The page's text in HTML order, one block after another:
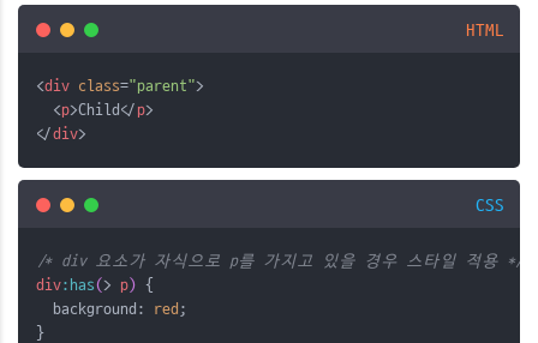
HTML
<div class="parent">
  <
p>Child</ p>
</div>
CSS
/* div 요소가 자식으로 p를 가지고 있을 경우 스타일 적용 */
div:has(> p) {
  background:
red ;
}